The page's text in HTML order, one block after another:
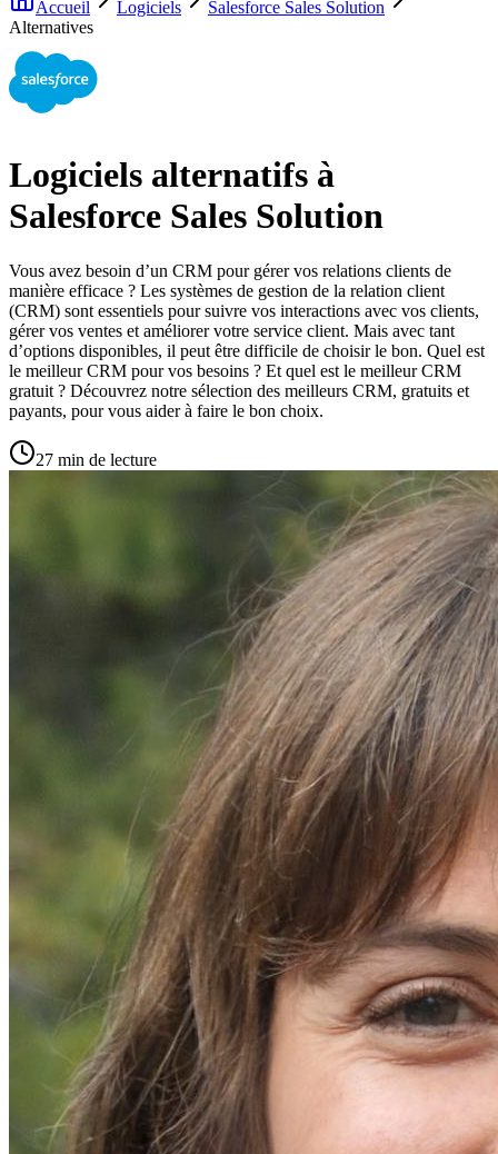
Accueil Logiciels
Salesforce Sales Solution
Alternatives
Logiciels alternatifs à
Salesforce Sales Solution
Vous avez besoin d’un CRM pour gérer vos relations clients de
manière efficace ? Les systèmes de gestion de la relation client
(CRM) sont essentiels pour suivre vos interactions avec vos clients,
gérer vos ventes et améliorer votre service client. Mais avec tant
d’options disponibles, il peut être difficile de choisir le bon. Quel est
le meilleur CRM pour vos besoins ? Et quel est le meilleur CRM
gratuit ? Découvrez notre sélection des meilleurs CRM, gratuits et
payants, pour vous aider à faire le bon choix.
27 min de lecture